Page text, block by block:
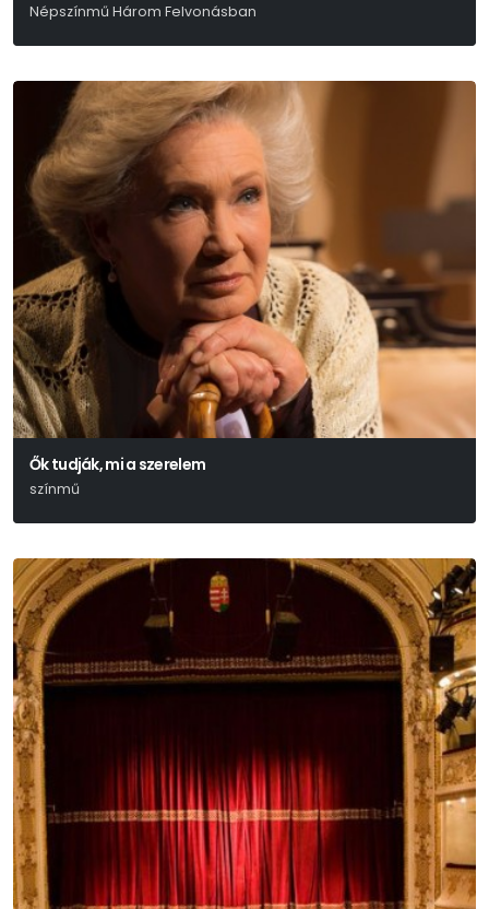
Népszínmű Három Felvonásban
Ők tudják, mi a szerelem
színmű